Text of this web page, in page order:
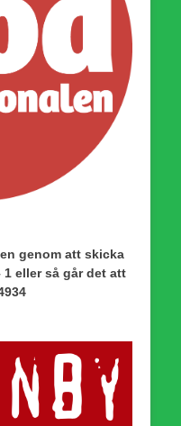
genom att skicka
eller så går det att